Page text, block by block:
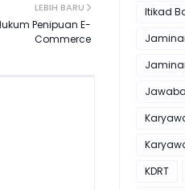
LEBIH BARU
Penipuan E-
Commerce
Itikad
KDRT